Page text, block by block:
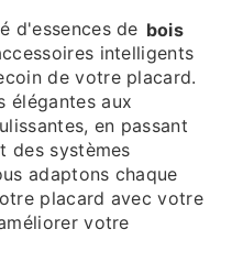
d'essences de bois
intelligents
de votre placard.
élégantes aux
en passant
des systèmes
adaptons chaque
placard avec votre
votre